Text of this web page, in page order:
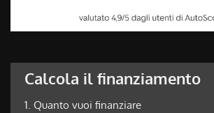
Calcola il finanziamento
1. Quanto vuoi finanziare